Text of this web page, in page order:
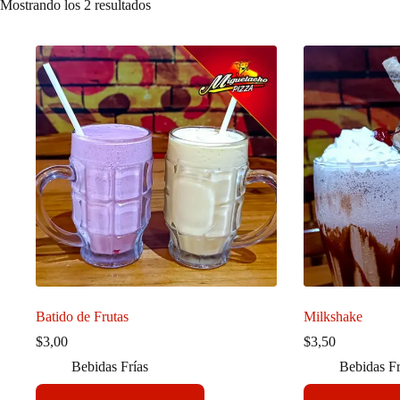
Mostrando los 2 resultados
Batido de Frutas
$3,00
Bebidas Frías
Este
Milkshake
$3,50
Bebidas
Este